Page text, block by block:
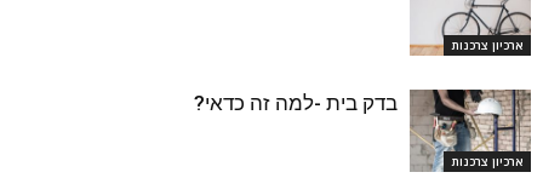
ארכיון צרכנות
ארכיון צרכנות
בדק בית -למה זה כדאי?